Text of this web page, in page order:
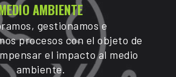
AMBIENTE
gestionamos e
procesos con el objeto de
el impacto al medio
ambiente.